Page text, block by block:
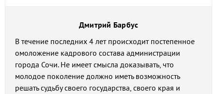
Дмитрий Барбус
В течение последних 4 лет происходит постепенное
омоложение кадрового состава администрации
города Сочи. Не имеет смысла доказывать, что
молодое поколение должно иметь возможность
решать судьбу своего государства, своего края и